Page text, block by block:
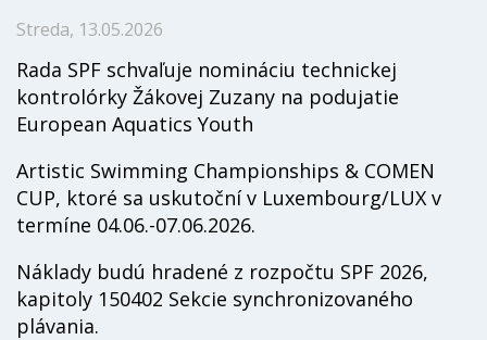
Streda, 13.05.2026
Rada SPF schvaľuje nomináciu technickej
kontrolórky Žákovej Zuzany na podujatie
European Aquatics Youth
Artistic Swimming Championships & COMEN
CUP, ktoré sa uskutoční v Luxembourg/LUX v
termíne 04.06.-07.06.2026.
Náklady budú hradené z rozpočtu SPF 2026,
kapitoly 150402 Sekcie synchronizovaného
plávania.